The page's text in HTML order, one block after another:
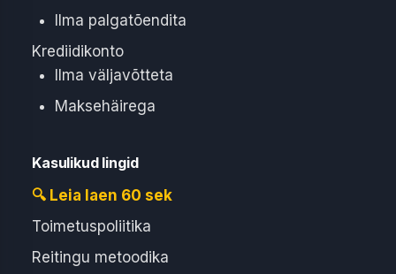
Ilma palgatõendita
Krediidikonto
Ilma väljavõtteta
Maksehäirega
Kasulikud lingid
🔍 Leia laen 60 sek
Toimetuspoliitika
Reitingu metoodika